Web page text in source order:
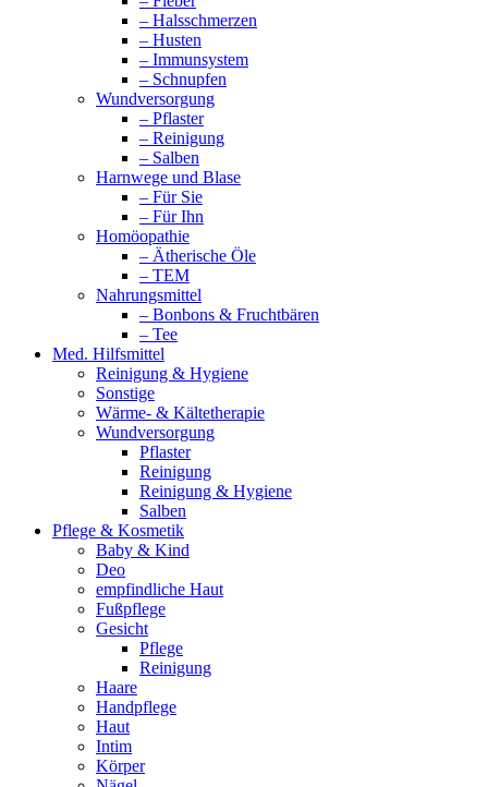
– Halsschmerzen
– Husten
– Immunsystem
– Schnupfen
Wundversorgung
– Pflaster
– Reinigung
– Salben
Harnwege und Blase
– Für Sie
– Für Ihn
Homöopathie
– Ätherische Öle
– TEM
Nahrungsmittel
– Bonbons & Fruchtbären
– Tee
Med. Hilfsmittel
Reinigung & Hygiene
Sonstige
Wärme- & Kältetherapie
Wundversorgung
Pflaster
Reinigung
Reinigung & Hygiene
Salben
Pflege & Kosmetik
Baby & Kind
Deo
empfindliche Haut
Fußpflege
Gesicht
Pflege
Reinigung
Haare
Handpflege
Haut
Intim
Körper